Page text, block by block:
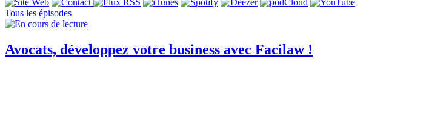
Tous les épisodes
Avocats, développez votre business avec Facilaw !